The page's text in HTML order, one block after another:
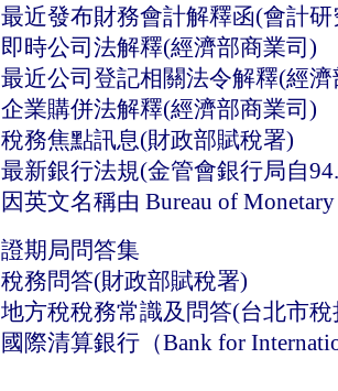
最近發布財務會計解釋函(會計
即時公司法解釋(經濟部商業司)
最近公司登記相關法令解釋(經
企業購併法解釋(經濟部商業司)
稅務焦點訊息(財政部賦稅署)
最新銀行法規(金管會銀行局自
因英文名稱由 Bureau of
證期局問答集
稅務問答(財政部賦稅署)
地方稅稅務常識及問答(台北市
國際清算銀行（Bank for